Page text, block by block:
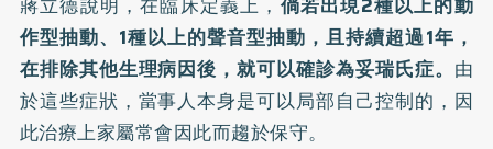
作型抽動、1種以上的聲音型抽動，且持續超過1年，
在排除其他生理病因後，就可以確診為妥瑞氏症。 由
於這些症狀，當事人本身是可以局部自己控制的，因
此治療上家屬常會因此而趨於保守。